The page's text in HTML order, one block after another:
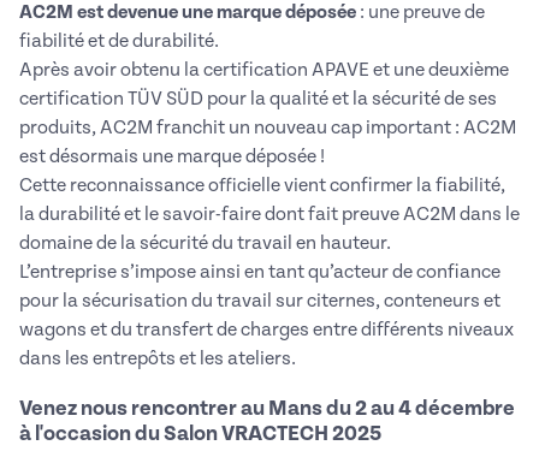
AC2M est devenue une marque déposée : une preuve de
fiabilité et de durabilité.
Après avoir obtenu la certification APAVE et une deuxième
certification TÜV SÜD pour la qualité et la sécurité de ses
produits, AC2M franchit un nouveau cap important : AC2M
est désormais une marque déposée !
Cette reconnaissance officielle vient confirmer la fiabilité,
la durabilité et le savoir-faire dont fait preuve AC2M dans le
domaine de la sécurité du travail en hauteur.
L’entreprise s’impose ainsi en tant qu’acteur de confiance
pour la sécurisation du travail sur citernes, conteneurs et
wagons et du transfert de charges entre différents niveaux
dans les entrepôts et les ateliers.
Venez nous rencontrer au Mans du 2 au 4 décembre
à l'occasion du Salon VRACTECH 2025